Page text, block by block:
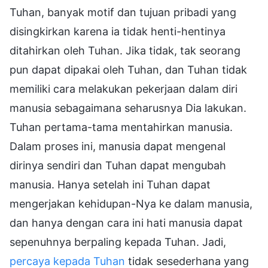
Tuhan, banyak motif dan tujuan pribadi yang
disingkirkan karena ia tidak henti-hentinya
ditahirkan oleh Tuhan. Jika tidak, tak seorang
pun dapat dipakai oleh Tuhan, dan Tuhan tidak
memiliki cara melakukan pekerjaan dalam diri
manusia sebagaimana seharusnya Dia lakukan.
Tuhan pertama-tama mentahirkan manusia.
Dalam proses ini, manusia dapat mengenal
dirinya sendiri dan Tuhan dapat mengubah
manusia. Hanya setelah ini Tuhan dapat
mengerjakan kehidupan-Nya ke dalam manusia,
dan hanya dengan cara ini hati manusia dapat
sepenuhnya berpaling kepada Tuhan. Jadi,
percaya kepada Tuhan tidak sesederhana yang